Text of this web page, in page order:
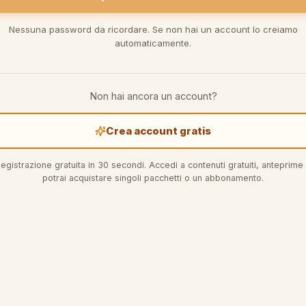
Nessuna password da ricordare. Se non hai un account lo creiamo
automaticamente.
Non hai ancora un account?
Crea account gratis
gratuita in 30 secondi. Accedi a contenuti gratuiti, anteprime
potrai acquistare singoli pacchetti o un abbonamento.